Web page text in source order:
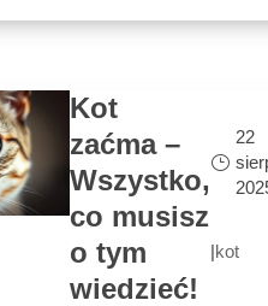
Kot
zaćma –
Wszystko,
co musisz
o tym
wiedzieć!
22
|kot